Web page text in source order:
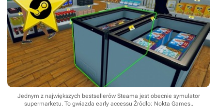
Jednym z największych bestsellerów Steama jest obecnie symulator
supermarketu. To gwiazda early accessu Źródło: Nokta Games..